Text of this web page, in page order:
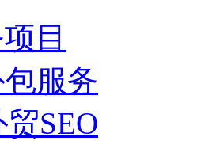
目
包服务
SEO